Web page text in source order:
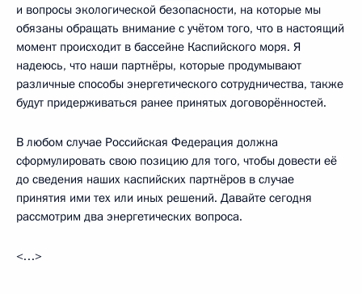
и вопросы экологической безопасности, на которые мы
обязаны обращать внимание с учётом того, что в настоящий
момент происходит в бассейне Каспийского моря. Я
надеюсь, что наши партнёры, которые продумывают
различные способы энергетического сотрудничества, также
будут придерживаться ранее принятых договорённостей.
В любом случае Российская Федерация должна
сформулировать свою позицию для того, чтобы довести её
до сведения наших каспийских партнёров в случае
принятия ими тех или иных решений. Давайте сегодня
рассмотрим два энергетических вопроса.
<…>